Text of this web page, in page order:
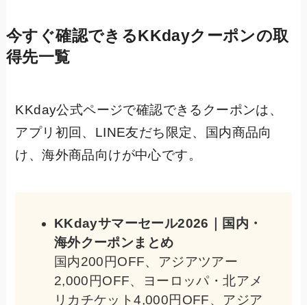
今すぐ確認できるKKdayクーポンの取
得先一覧
KKday公式ページで確認できるクーポンは、
アプリ初回、LINE友だち限定、国内商品向
け、海外商品向けが中心です。
KKdayサマーセール2026｜国内・
海外クーポンまとめ
国内200円OFF、アジアツアー
2,000円OFF、ヨーロッパ・北アメ
リカチケット4,000円OFF、アジア